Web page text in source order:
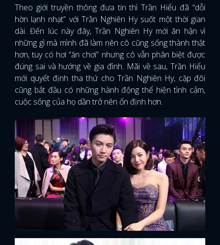
FACEBOOK GOOGLE
Theo giới truyền thông đưa tin thì Trần Hiểu đã “dỗi
hờn lạnh nhạt” với Trần Nghiên Hy suốt một thời gian
dài. Đến lúc này đây, Trần Nghiên Hy mới ân hận vì
những gì mà mình đã làm nên cô cũng sống thành thật
hơn, tuy có hơi “ăn chơi” nhưng cô vẫn phân biệt được
đúng sai và hướng về gia đình. Mãi về sau, Trần Hiểu
mới quyết định tha thứ cho Trần Nghiên Hy, cặp đôi
cũng bắt đầu có những hành động thể hiện tình cảm,
cuộc sống của họ dần trở nên ổn định hơn.